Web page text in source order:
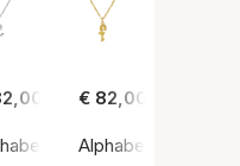
D
Necklace E
€ 82,00
Alphabet Necklace